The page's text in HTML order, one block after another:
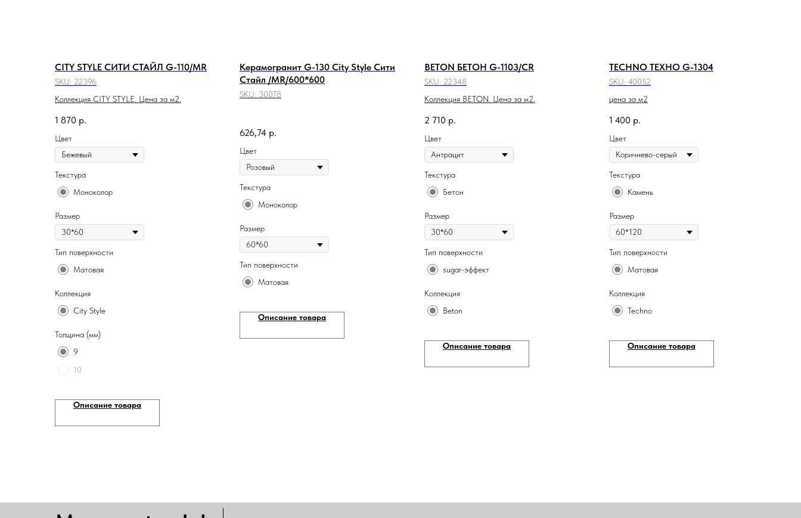
CITY STYLE СИТИ СТАЙЛ G-110/MR
SKU: 22396
Коллекция CITY STYLE. Цена за м2.
1 870 р.
Цвет
Текстура
Моноколор
Размер
Тип поверхности
Матовая
Коллекция
City Style
Толщина (мм)
9
10
Описание товара
Керамогранит G-130 City Style Сити
Стайл /MR/600*600
SKU: 30078
626,74 р.
Цвет
Текстура
Моноколор
Размер
Тип поверхности
Матовая
Описание товара
BETON БЕТОН G-1103/CR
SKU: 22348
Коллекция BETON. Цена за м2.
2 710 р.
Цвет
Текстура
Бетон
Размер
Тип поверхности
sugar-эффект
Коллекция
Beton
Описание товара
TECHNO ТЕХНО G-1304
SKU: 40052
цена за м2
1 400 р.
Цвет
Текстура
Камень
Размер
Тип поверхности
Матовая
Коллекция
Techno
Описание товара